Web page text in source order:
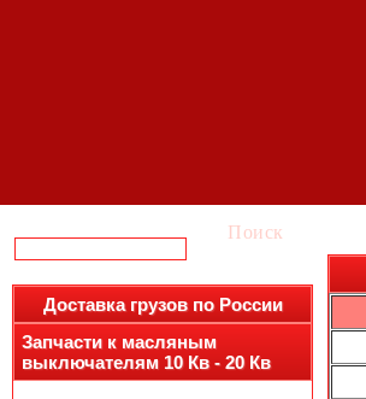
Поиск
Доставка грузов по России
Запчасти к масляным
выключателям 10 Кв - 20 Кв